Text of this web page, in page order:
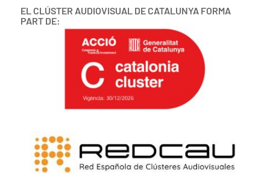
EL CLÚSTER AUDIOVISUAL DE CATALUNYA FORMA
PART DE: